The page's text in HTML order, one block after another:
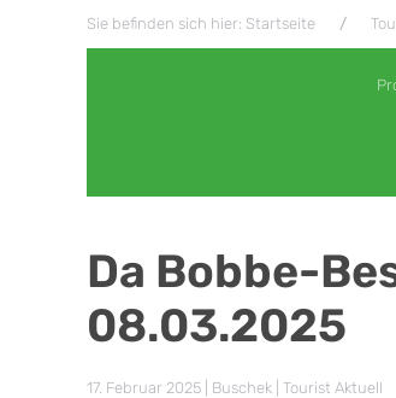
Sie befinden sich hier: Startseite
Da Bobbe-
08.03.2025
17. Februar 2025 | Buschek | Tourist Aktuell